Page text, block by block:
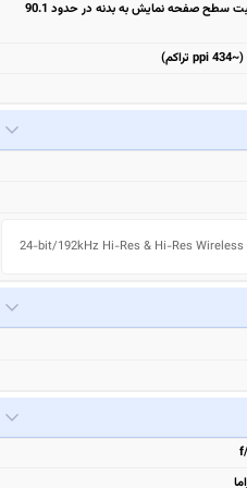
6.6 اینچ, 106.9 سانتیمتر مربع (نسبت سطح صفحه نمایش به بدنه در حدود 90.1
24-bit/192kHz Hi-Res & Hi-Res Wireless